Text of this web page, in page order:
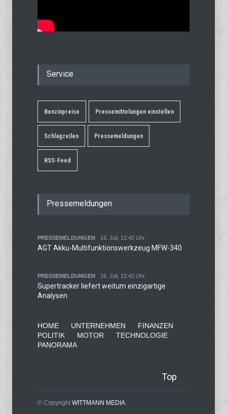
Service
Benzinpreise Pressemittelungen einstellen
Schlagzeilen Pressemeldungen
RSS-Feed
Pressemeldungen
PRESSEMELDUNGEN 16. Juli, 12:42 Uhr
AGT Akku-Multifunktionswerkzeug MFW-340
PRESSEMELDUNGEN 16. Juli, 12:42 Uhr
Supertracker liefert weitum einzigartige
Analysen
HOME UNTERNEHMEN
FINANZEN
POLITIK
MOTOR
TECHNOLOGIE
PANORAMA
Top
© Copyright WITTMANN MEDIA.